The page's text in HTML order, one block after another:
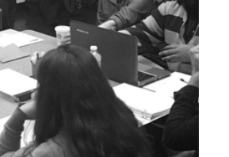
TV
Elizabeth como Anna
Para salvar sua carreira, um escritor
decadente ajuda uma idosa de 93 anos a
fugir de um asilo em troca de segredos
presidenciais. A viagem rumo à Dakota do